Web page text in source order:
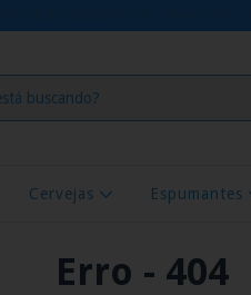
Cervejas Espumantes
Erro - 404